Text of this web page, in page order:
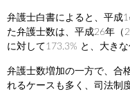
弁護士白書によると、平成
た弁護士数は、平成26年（
に対して173.3% と、大きな
弁護士数増加の一方で、合
れるケースも多く、司法制